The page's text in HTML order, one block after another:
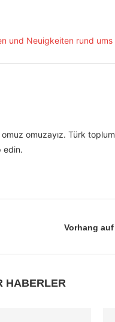
omuzayız. Türk
edin.
Vorhang
HABERLER